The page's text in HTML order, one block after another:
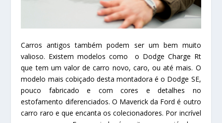
Carros antigos também podem ser um bem muito
valioso. Existem modelos como o Dodge Charge Rt
que tem um valor de carro novo, caro, ou até mais. O
modelo mais cobiçado desta montadora é o Dodge SE,
pouco fabricado e com cores e detalhes no
estofamento diferenciados. O Maverick da Ford é outro
carro raro e que encanta os colecionadores. Por incrível